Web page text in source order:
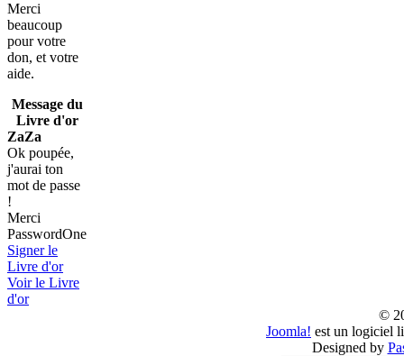
Merci
beaucoup
pour votre
don, et votre
aide.
Message du
Livre d'or
ZaZa
Ok poupée,
j'aurai ton
mot de passe
!
Merci
PasswordOne
Signer le
Livre d'or
Voir le Livre
d'or
©
Joomla! est un logiciel
Designed by